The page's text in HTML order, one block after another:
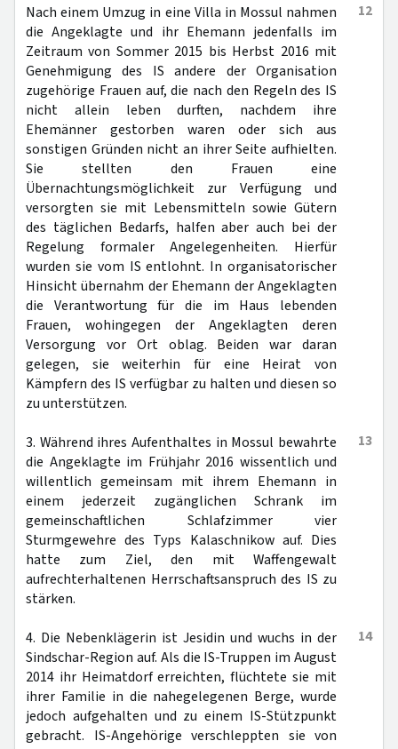
12
Nach einem Umzug in eine Villa in Mossul nahmen
die Angeklagte und ihr Ehemann jedenfalls im
Zeitraum von Sommer 2015 bis Herbst 2016 mit
Genehmigung des IS andere der Organisation
zugehörige Frauen auf, die nach den Regeln des IS
nicht allein leben durften, nachdem ihre
Ehemänner gestorben waren oder sich aus
sonstigen Gründen nicht an ihrer Seite aufhielten.
Sie stellten den Frauen eine
Übernachtungsmöglichkeit zur Verfügung und
versorgten sie mit Lebensmitteln sowie Gütern
des täglichen Bedarfs, halfen aber auch bei der
Regelung formaler Angelegenheiten. Hierfür
wurden sie vom IS entlohnt. In organisatorischer
Hinsicht übernahm der Ehemann der Angeklagten
die Verantwortung für die im Haus lebenden
Frauen, wohingegen der Angeklagten deren
Versorgung vor Ort oblag. Beiden war daran
gelegen, sie weiterhin für eine Heirat von
Kämpfern des IS verfügbar zu halten und diesen so
zu unterstützen.
13
3. Während ihres Aufenthaltes in Mossul bewahrte
die Angeklagte im Frühjahr 2016 wissentlich und
willentlich gemeinsam mit ihrem Ehemann in
einem jederzeit zugänglichen Schrank im
gemeinschaftlichen Schlafzimmer vier
Sturmgewehre des Typs Kalaschnikow auf. Dies
hatte zum Ziel, den mit Waffengewalt
aufrechterhaltenen Herrschaftsanspruch des IS zu
stärken.
14
4. Die Nebenklägerin ist Jesidin und wuchs in der
Sindschar-Region auf. Als die IS-Truppen im August
2014 ihr Heimatdorf erreichten, flüchtete sie mit
ihrer Familie in die nahegelegenen Berge, wurde
jedoch aufgehalten und zu einem IS-Stützpunkt
gebracht. IS-Angehörige verschleppten sie von